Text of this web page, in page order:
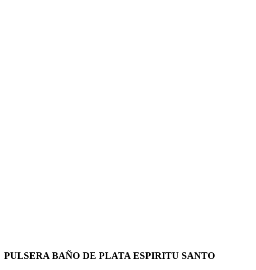
PULSERA BAÑO DE PLATA ESPIRITU SANTO